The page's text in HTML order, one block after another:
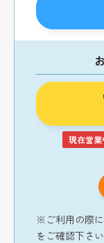
現在営業
※ご利用の際
をご確認下さい